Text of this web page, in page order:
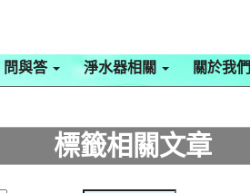
問與答 淨水器相關 關於我們
標籤相關文章